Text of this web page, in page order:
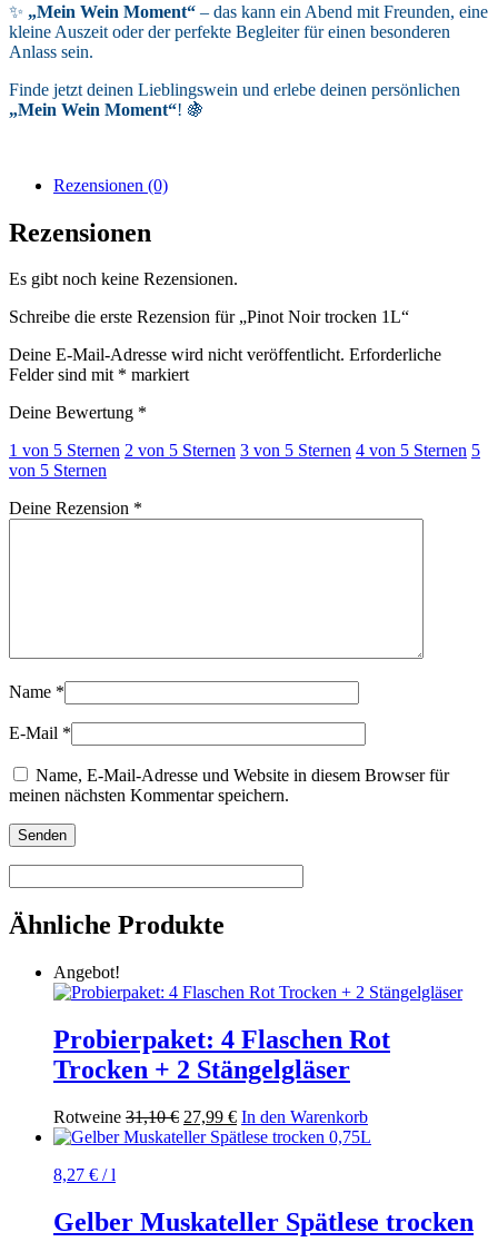
✨ „Mein Wein Moment“ – das kann ein Abend mit Freunden, eine
kleine Auszeit oder der perfekte Begleiter für einen besonderen
Anlass sein.
Finde jetzt deinen Lieblingswein und erlebe deinen persönlichen
„Mein Wein Moment“! 🍇
Rezensionen (0)
Rezensionen
Es gibt noch keine Rezensionen.
Schreibe die erste Rezension für „Pinot Noir trocken 1L“
Deine E-Mail-Adresse wird nicht veröffentlicht. Erforderliche
Felder sind mit * markiert
Deine Bewertung *
1 von 5 Sternen 2 von 5 Sternen 3 von 5 Sternen 4 von 5 Sternen 5
von 5 Sternen
Deine Rezension *
Name *
E-Mail *
Name, E-Mail-Adresse und Website in diesem Browser für
meinen nächsten Kommentar speichern.
Ähnliche Produkte
Angebot!
Probierpaket: 4 Flaschen Rot
Trocken + 2 Stängelgläser
Rotweine 31,10€ Ursprünglicher
Preis
27,99 €Aktueller
Preis
In den Warenkorb
8,27 € /l
Gelber Muskateller Spätlese trocken